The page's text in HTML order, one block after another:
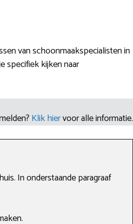
van schoonmaakspecialisten in
specifiek kijken naar
Klik hiervoor alle informatie.
In onderstaande paragraaf